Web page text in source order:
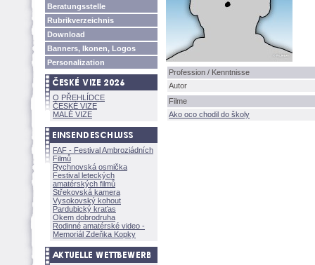
Beratungsstelle
Rubrikverzeichnis
Download
Banners, Ikonen, Logos
Personalization
O PŘEHLÍDCE
ČESKÉ VIZE
MALÉ VIZE
FAF - Festival Ambroziádních
Filmů
Rychnovská osmička
Festival leteckých
amatérských filmů
Střekovská kamera
Vysokovský kohout
Pardubický kraťas
Okem dobrodruha
Rodinné amatérské video -
Memoriál Zdeňka Kopky
Profession / Kenntnisse
Autor
Filme
Ako oco chodil do školy